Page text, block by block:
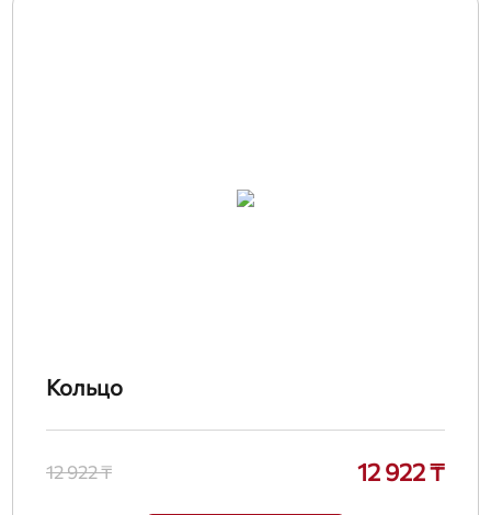
Кольцо
12 922 ₸ 12 922 ₸